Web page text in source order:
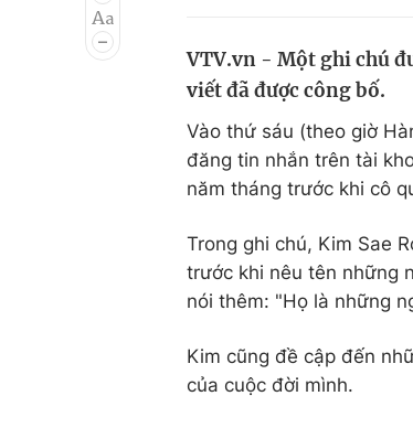
Âm nhạc
Chất lượng
VTV.vn - Một ghi chú
viết đã được công bố.
Vào thứ sáu (theo giờ
đăng tin nhắn trên tài
năm tháng trước khi cô
Trong ghi chú, Kim Sae
trước khi nêu tên những
nói thêm: "Họ là những
Kim cũng đề cập đến
của cuộc đời mình.